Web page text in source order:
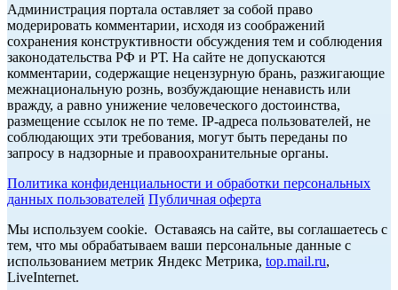
Администрация портала оставляет за собой право
модерировать комментарии, исходя из соображений
сохранения конструктивности обсуждения тем и соблюдения
законодательства РФ и РТ. На сайте не допускаются
комментарии, содержащие нецензурную брань, разжигающие
межнациональную рознь, возбуждающие ненависть или
вражду, а равно унижение человеческого достоинства,
размещение ссылок не по теме. IP-адреса пользователей, не
соблюдающих эти требования, могут быть переданы по
запросу в надзорные и правоохранительные органы.
Политика конфиденциальности и обработки персональных
данных пользователей Публичная оферта
Мы используем cookie. Оставаясь на сайте, вы соглашаетесь с
тем, что мы обрабатываем ваши персональные данные с
использованием метрик Яндекс Метрика, top.mail.ru,
LiveInternet.